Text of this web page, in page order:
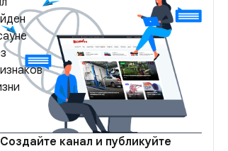
Создайте канал и публикуйте